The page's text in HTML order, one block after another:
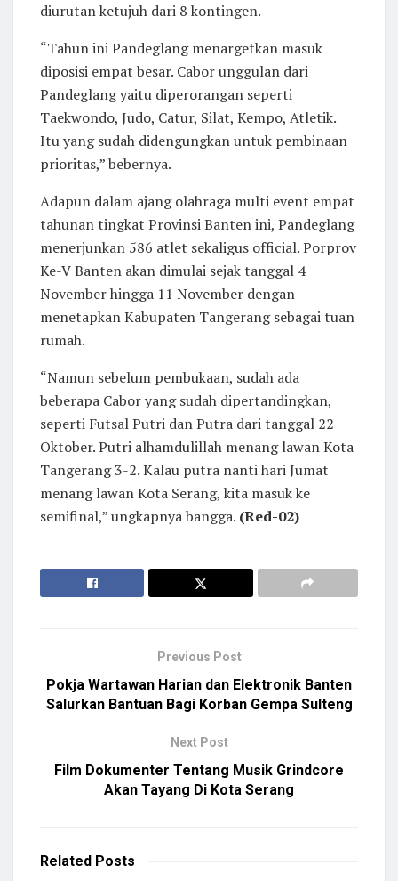
diurutan ketujuh dari 8 kontingen.
“Tahun ini Pandeglang menargetkan masuk
diposisi empat besar. Cabor unggulan dari
Pandeglang yaitu diperorangan seperti
Taekwondo, Judo, Catur, Silat, Kempo, Atletik.
Itu yang sudah didengungkan untuk pembinaan
prioritas,” bebernya.
Adapun dalam ajang olahraga multi event empat
tahunan tingkat Provinsi Banten ini, Pandeglang
menerjunkan 586 atlet sekaligus official. Porprov
Ke-V Banten akan dimulai sejak tanggal 4
November hingga 11 November dengan
menetapkan Kabupaten Tangerang sebagai tuan
rumah.
“Namun sebelum pembukaan, sudah ada
beberapa Cabor yang sudah dipertandingkan,
seperti Futsal Putri dan Putra dari tanggal 22
Oktober. Putri alhamdulillah menang lawan Kota
Tangerang 3-2. Kalau putra nanti hari Jumat
menang lawan Kota Serang, kita masuk ke
semifinal,” ungkapnya bangga. (Red-02)
Previous Post
Pokja Wartawan Harian dan Elektronik Banten
Salurkan Bantuan Bagi Korban Gempa Sulteng
Next Post
Film Dokumenter Tentang Musik Grindcore
Akan Tayang Di Kota Serang
Related Posts